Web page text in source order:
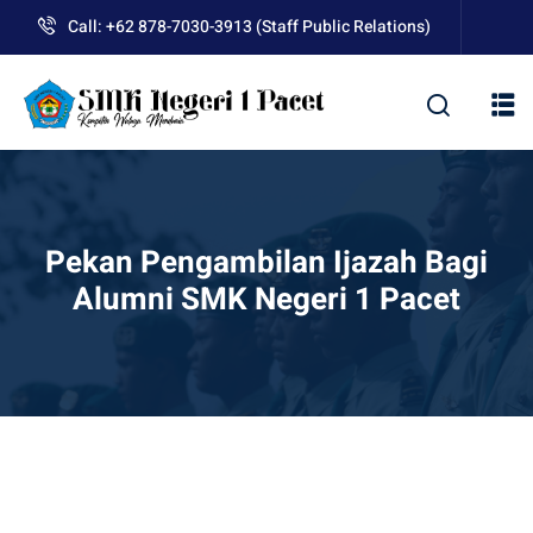
content
Call: +62 878-7030-3913 (Staff Public Relations)
Pekan Pengambilan Ijazah Bagi
Alumni SMK Negeri 1 Pacet